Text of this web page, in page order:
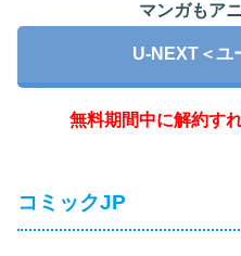
マンガもア
U-NEXT＜ユ
無料期間中に解約す
コミックJP